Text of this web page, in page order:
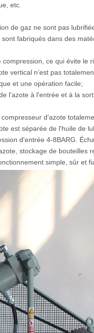
etc.
de gaz ne sont pas
fabriqués dans des
ce qui évite le
vertical n’est pas
et une opération facile;
l'azote à l'entrée et à la
d'azote
est séparée de l'huile de
d'entrée 4-8BARG.
stockage de bouteilles
simple, sûr et